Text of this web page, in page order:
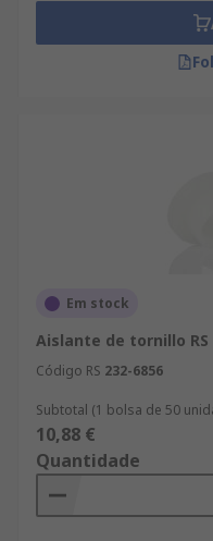
Em stock
Aislante de tornillo RS
Código RS 232-6856
Subtotal (1 bolsa de 50
10,88 €
Quantidade